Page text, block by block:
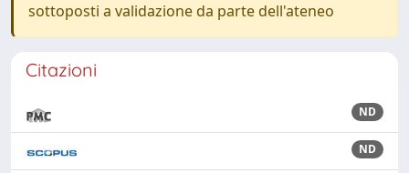
sottoposti a validazione da parte dell'ateneo
Citazioni
ND
ND